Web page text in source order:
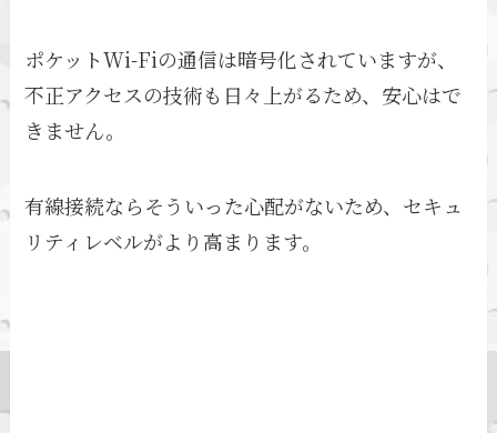
ポケットWi-Fiの通信は暗号化されていますが、
不正アクセスの技術も日々上がるため、安心はで
きません。
有線接続ならそういった心配がないため、セキュ
リティレベルがより高まります。